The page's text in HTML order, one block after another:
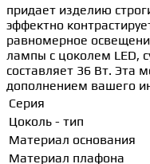
придает изделию
эффектно
равномерное
лампы с цоколем LED,
составляет 36 Вт. Эта
дополнением вашего
Серия
Цоколь - тип
Материал основания
Материал плафона